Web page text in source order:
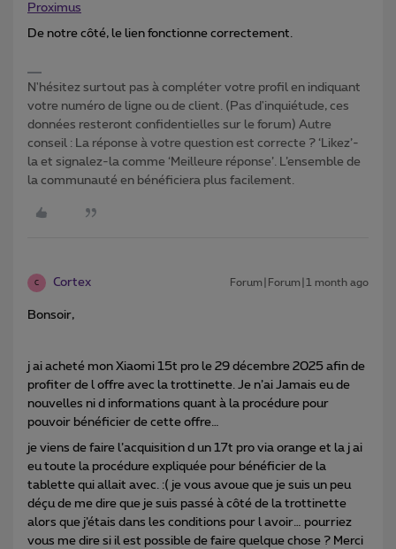
Proximus
De notre côté, le lien fonctionne correctement.
N'hésitez surtout pas à compléter votre profil en indiquant
votre numéro de ligne ou de client. (Pas d'inquiétude, ces
données resteront confidentielles sur le forum) Autre
conseil : La réponse à votre question est correcte ? ‘Likez’-
la et signalez-la comme ‘Meilleure réponse’. L’ensemble de
la communauté en bénéficiera plus facilement.
C Cortex Forum|Forum|1 month ago
Bonsoir,
j ai acheté mon Xiaomi 15t pro le 29 décembre 2025 afin de
profiter de l offre avec la trottinette. Je n’ai Jamais eu de
nouvelles ni d informations quant à la procédure pour
pouvoir bénéficier de cette offre…
je viens de faire l’acquisition d un 17t pro via orange et la j ai
eu toute la procédure expliquée pour bénéficier de la
tablette qui allait avec. :( je vous avoue que je suis un peu
déçu de me dire que je suis passé à côté de la trottinette
alors que j’étais dans les conditions pour l avoir… pourriez
vous me dire si il est possible de faire quelque chose ? Merci